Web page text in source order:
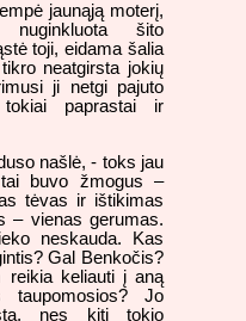
jaunąją moterį,
šito
toji, eidama šalia
neatgirsta jokių
ji netgi pajuto
paprastai ir
našlė, - toks jau
buvo žmogus –
tėvas ir ištikimas
– vienas gerumas.
neskauda. Kas
Gal Benkočis?
reikia keliauti į aną
Jo
nes kiti tokio